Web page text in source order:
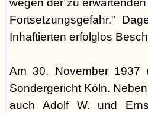
wegen der zu
Fortsetzungsgefahr."
Inhaftierten erfolglos
Am 30. November 1937
Sondergericht Köln.
auch Adolf W. und